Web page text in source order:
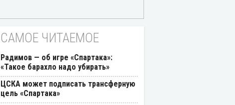
САМОЕ ЧИТАЕМОЕ
Радимов — об игре «Спартака»:
«Такое барахло надо убирать»
ЦСКА может подписать трансферную
цель «Спартака»